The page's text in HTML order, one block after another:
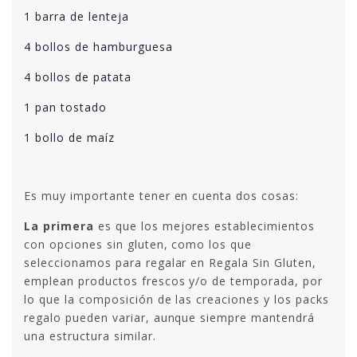
1 barra de lenteja
4 bollos de hamburguesa
4 bollos de patata
1 pan tostado
1 bollo de maíz
Es muy importante tener en cuenta dos cosas:
La primera es que los mejores establecimientos
con opciones sin gluten, como los que
seleccionamos para regalar en Regala Sin Gluten,
emplean productos frescos y/o de temporada, por
lo que la composición de las creaciones y los packs
regalo pueden variar, aunque siempre mantendrá
una estructura similar.